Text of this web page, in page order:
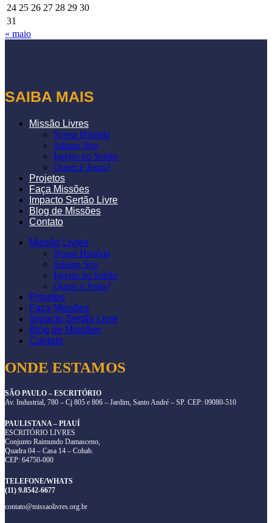
24 25 26 27 28 29 30
31
« maio
SAIBA MAIS
Missão Livres
Nossa História
Juliano Son
Igrejas no Sertão
Quem é Jesus?
Projetos
Faça Missões
Impacto Sertão Livre
Blog de Missões
Contato
Missão Livres
Nossa História
Juliano Son
Igrejas no Sertão
Quem é Jesus?
Projetos
Faça Missões
Impacto Sertão Livre
Blog de Missões
Contato
ONDE ESTAMOS
SÃO PAULO – ESCRITÓRIO
Av. Industrial, 780 – Cj 805 e 806 – Jardim, Santo André – SP. CEP: 09080-510
PAULISTANA – PIAUÍ
ESCRITÓRIO LIVRES
Conjunto Raimundo Damasceno,
Quadra 04 – Casa 14 – Cohab.
CEP: 64750-000
TELEFONE/WHATS
(11) 9.8542-6677
contato@missaolivres.org.br